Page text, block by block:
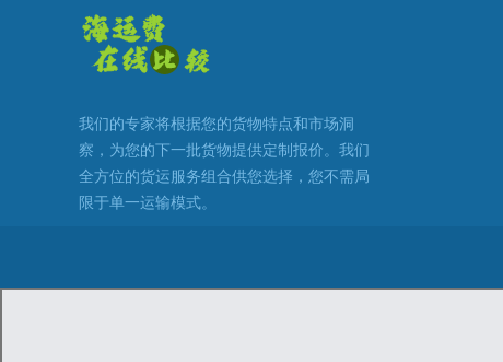
我们的专家将根据您的货物特点和市场洞
察，为您的下一批货物提供定制报价。我们
全方位的货运服务组合供您选择，您不需局
限于单一运输模式。